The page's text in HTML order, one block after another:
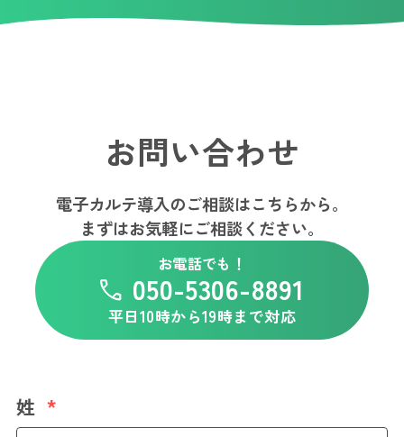
お問い合わせ
電子カルテ導入のご相談はこちらから。
まずはお気軽にご相談ください。
お電話でも！
050-5306-8891
平日10時から19時まで対応
姓 *